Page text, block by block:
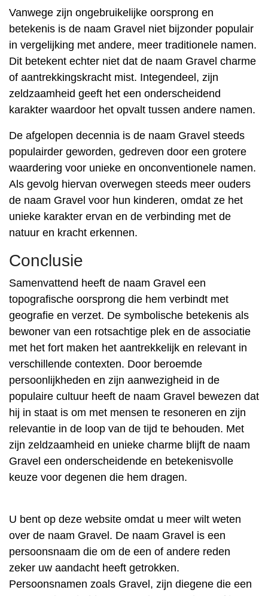
Vanwege zijn ongebruikelijke oorsprong en
betekenis is de naam Gravel niet bijzonder populair
in vergelijking met andere, meer traditionele namen.
Dit betekent echter niet dat de naam Gravel charme
of aantrekkingskracht mist. Integendeel, zijn
zeldzaamheid geeft het een onderscheidend
karakter waardoor het opvalt tussen andere namen.
De afgelopen decennia is de naam Gravel steeds
populairder geworden, gedreven door een grotere
waardering voor unieke en onconventionele namen.
Als gevolg hiervan overwegen steeds meer ouders
de naam Gravel voor hun kinderen, omdat ze het
unieke karakter ervan en de verbinding met de
natuur en kracht erkennen.
Conclusie
Samenvattend heeft de naam Gravel een
topografische oorsprong die hem verbindt met
geografie en verzet. De symbolische betekenis als
bewoner van een rotsachtige plek en de associatie
met het fort maken het aantrekkelijk en relevant in
verschillende contexten. Door beroemde
persoonlijkheden en zijn aanwezigheid in de
populaire cultuur heeft de naam Gravel bewezen dat
hij in staat is om met mensen te resoneren en zijn
relevantie in de loop van de tijd te behouden. Met
zijn zeldzaamheid en unieke charme blijft de naam
Gravel een onderscheidende en betekenisvolle
keuze voor degenen die hem dragen.
U bent op deze website omdat u meer wilt weten
over de naam Gravel. De naam Gravel is een
persoonsnaam die om de een of andere reden
zeker uw aandacht heeft getrokken.
Persoonsnamen zoals Gravel, zijn diegene die een